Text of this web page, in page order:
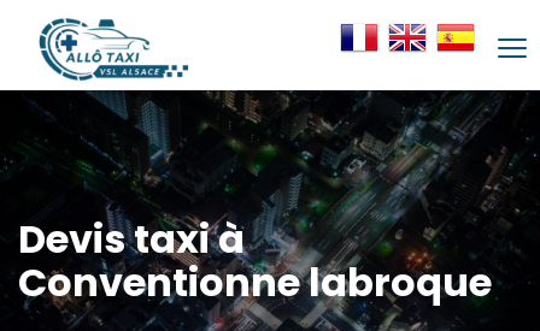
Devis taxi à
Conventionne labroque